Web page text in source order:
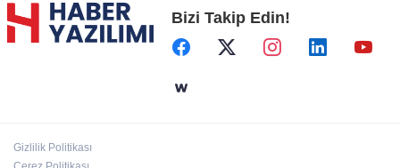
Başkent'in göletlerinde temizlik ve bakım
sürüyor
Bizi Takip Edin!
Gizlilik Politikası